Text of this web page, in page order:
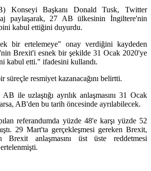
Konseyi Başkanı Donald Tusk, Twitter
paylaşarak, 27 AB ülkesinin İngiltere'nin
kabul ettiğini duyurdu.
bir ertelemeye" onay verdiğini kaydeden
Brexit'i esnek bir şekilde 31 Ocak 2020'ye
kabul etti." ifadesini kullandı.
süreçle resmiyet kazanacağını belirtti.
ile uzlaştığı ayrılık anlaşmasını 31 Ocak
AB'den bu tarih öncesinde ayrılabilecek.
referandumda yüzde 48'e karşı yüzde 52
29 Mart'ta gerçekleşmesi gereken Brexit,
Brexit anlaşmasını üst üste reddetmesi